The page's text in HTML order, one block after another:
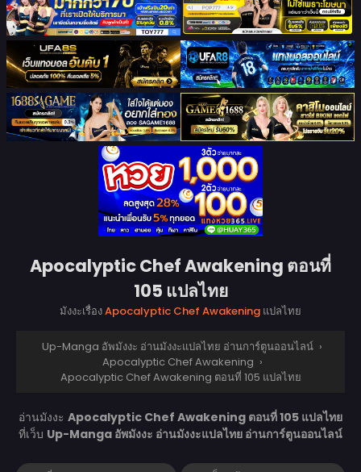
Apocalyptic Chef Awakening ตอนที่
105 แปลไทย
มังงะเรื่องApocalyptic Chef Awakening แปลไทย
Up-Manga อัพมังงะ อ่านมังงะแปลไทย อ่านการ์ตูนออนไลน์ ›
Apocalyptic Chef Awakening ›
Apocalyptic Chef Awakening ตอนที่ 105 แปลไทย
อ่านมังงะ Apocalyptic Chef Awakening ตอนที่ 105 แปลไทย
ที่เว็บ Up-Manga อัพมังงะ อ่านมังงะแปลไทย อ่านการ์ตูนออนไลน์